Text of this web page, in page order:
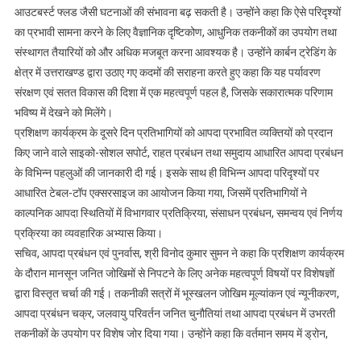
आउटबर्स्ट फ्लड जैसी घटनाओं की संभावना बढ़ सकती है। उन्होंने कहा कि ऐसे परिदृश्यों
का प्रभावी सामना करने के लिए वैज्ञानिक दृष्टिकोण, आधुनिक तकनीकों का उपयोग तथा
संस्थागत तैयारियों को और अधिक मजबूत करना आवश्यक है। उन्होंने कार्बन ट्रेडिंग के
क्षेत्र में उत्तराखण्ड द्वारा उठाए गए कदमों की सराहना करते हुए कहा कि यह पर्यावरण
संरक्षण एवं सतत विकास की दिशा में एक महत्वपूर्ण पहल है, जिसके सकारात्मक परिणाम
भविष्य में देखने को मिलेंगे।
प्रशिक्षण कार्यक्रम के दूसरे दिन प्रतिभागियों को आपदा प्रभावित व्यक्तियों को प्रदान
किए जाने वाले साइको-सोशल सपोर्ट, राहत प्रबंधन तथा समुदाय आधारित आपदा प्रबंधन
के विभिन्न पहलुओं की जानकारी दी गई। इसके साथ ही विभिन्न आपदा परिदृश्यों पर
आधारित टेबल-टॉप एक्सरसाइज का आयोजन किया गया, जिसमें प्रतिभागियों ने
काल्पनिक आपदा स्थितियों में विभागवार प्रतिक्रिया, संसाधन प्रबंधन, समन्वय एवं निर्णय
प्रक्रिया का व्यवहारिक अभ्यास किया।
सचिव, आपदा प्रबंधन एवं पुनर्वास, श्री विनोद कुमार सुमन ने कहा कि प्रशिक्षण कार्यक्रम
के दौरान मानसून जनित जोखिमों से निपटने के लिए अनेक महत्वपूर्ण विषयों पर विशेषज्ञों
द्वारा विस्तृत चर्चा की गई। तकनीकी सत्रों में भूस्खलन जोखिम मूल्यांकन एवं न्यूनीकरण,
आपदा प्रबंधन चक्र, जलवायु परिवर्तन जनित चुनौतियां तथा आपदा प्रबंधन में उभरती
तकनीकों के उपयोग पर विशेष जोर दिया गया। उन्होंने कहा कि वर्तमान समय में ड्रोन,